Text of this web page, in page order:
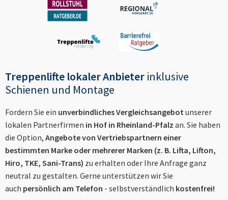
Treppenlifte lokaler Anbieter inklusive
Schienen und Montage
Fordern Sie ein unverbindliches Vergleichsangebotunserer
lokalen Partnerfirmen in Hof in Rheinland-Pfalz an. Sie haben
die Option, Angebote von Vertriebspartnern einer
bestimmten Marke oder mehrerer Marken (z. B. Lifta, Lifton,
Hiro, TKE, Sani-Trans) zu erhalten oder Ihre Anfrage ganz
neutral zu gestalten. Gerne unterstützen wir Sie
auch persönlich am Telefon - selbstverständlich kostenfrei!